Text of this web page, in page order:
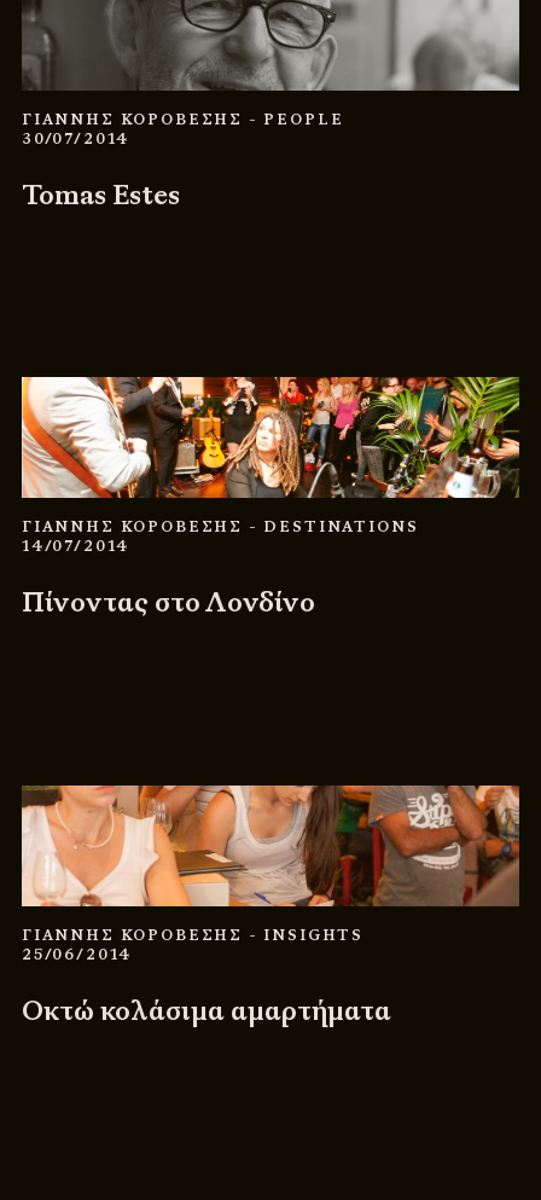
ΓΙΑΝΝΗΣ ΚΟΡΟΒΕΣΗΣ - PEOPLE
30/07/2014
Tomas Estes
ΓΙΑΝΝΗΣ ΚΟΡΟΒΕΣΗΣ - DESTINATIONS
14/07/2014
Πίνοντας στο Λονδίνο
ΓΙΑΝΝΗΣ ΚΟΡΟΒΕΣΗΣ - INSIGHTS
25/06/2014
Οκτώ κολάσιμα αμαρτήματα